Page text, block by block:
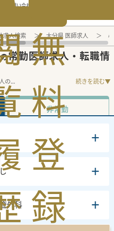
のお問い合わせ：平日9:30-19:00
無
料
登
録
求人検索 大分県 医師求人
の常勤医師求人・転職情
の... 続きを読む▼
非常勤
外科